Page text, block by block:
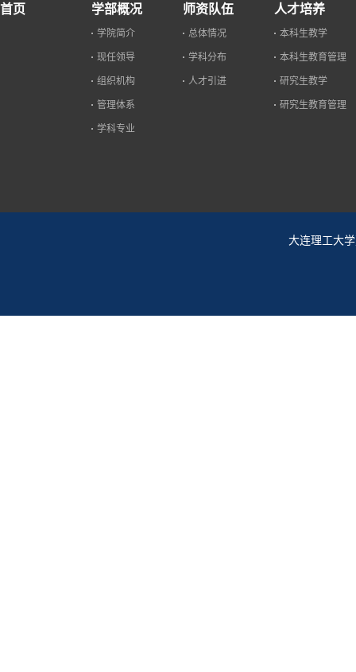
首页 学部概况
学院简介
现任领导
组织机构
管理体系
学科专业
师资队伍
总体情况
学科分布
人才引进
人才培养
本科生教学
本科生教育管理
研究生教学
研究生教育管理
大连理工大